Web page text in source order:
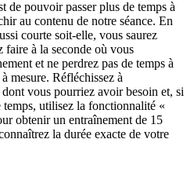
de pouvoir passer plus de temps à
au contenu de notre séance. En
courte soit-elle, vous saurez
faire à la seconde où vous
et ne perdrez pas de temps à
mesure. Réfléchissez à
vous pourriez avoir besoin et, si
temps, utilisez la fonctionnalité «
obtenir un entraînement de 15
la durée exacte de votre